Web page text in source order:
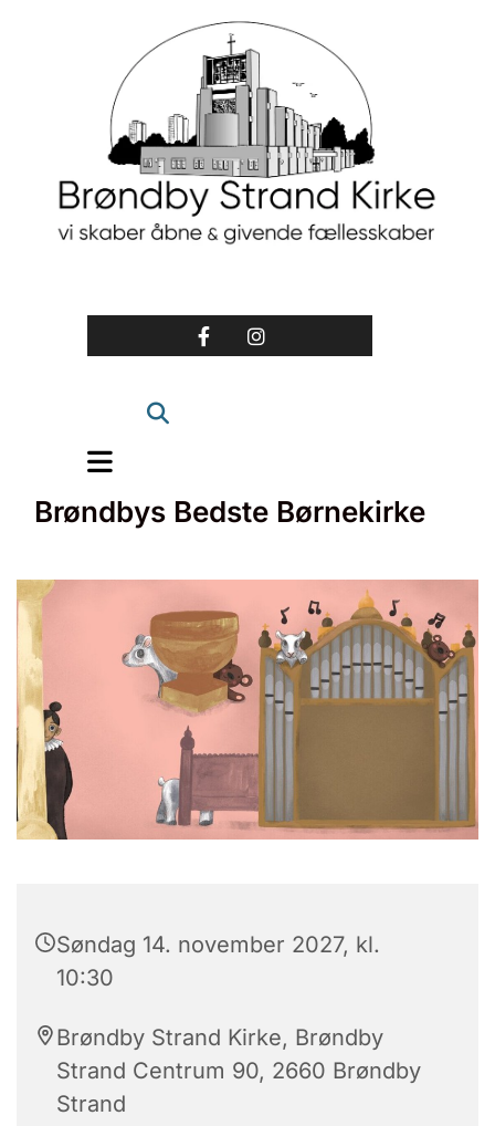
Brøndbys Bedste Børnekirke
Søndag 14. november 2027, kl.
10:30
Brøndby Strand Kirke, Brøndby
Strand Centrum 90, 2660 Brøndby
Strand